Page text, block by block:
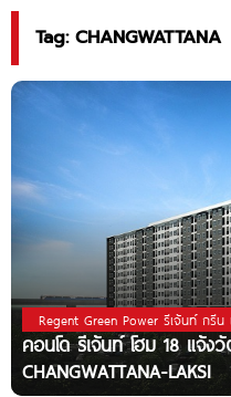
Tag: CHANGWATTANA
Regent Green Power รีเจ้นท์ กรีน
คอนโด รีเจ้นท์ โฮม 18 แจ้ง
CHANGWATTANA-LAKSI